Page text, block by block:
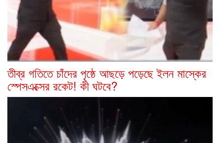
তীব্র গতিতে চাঁদের পৃষ্ঠে আছড়ে পড়েছে ইলন মাস্কের
স্পেসএক্সের রকেট! কী ঘটবে?